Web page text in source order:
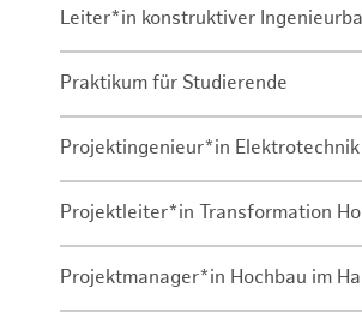
Leiter*in konstruktiver
Praktikum für Studierende
Projektingenieur*in Elektrotechnik
Projektleiter*in Transformation
Projektmanager*in Hochbau im